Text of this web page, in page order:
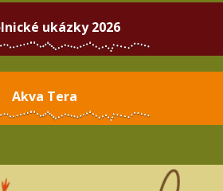
ukázky 2026
Akva Tera